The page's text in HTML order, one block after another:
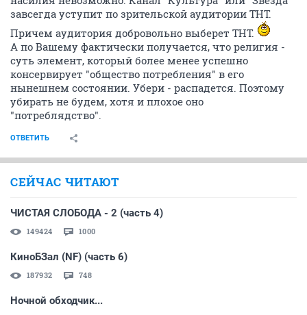
завсегда уступит по зрительской аудитории ТНТ.
Причем аудитория добровольно выберет ТНТ.
А по Вашему фактически получается, что религия -
суть элемент, который более менее успешно
консервирует "общество потребления" в его
нынешнем состоянии. Убери - распадется. Поэтому
убирать не будем, хотя и плохое оно
"потреблядство".
ОТВЕТИТЬ
СЕЙЧАС ЧИТАЮТ
ЧИСТАЯ СЛОБОДА - 2 (часть 4)
149424 1000
КиноБЗал (NF) (часть 6)
187932 748
Ночной обходчик...